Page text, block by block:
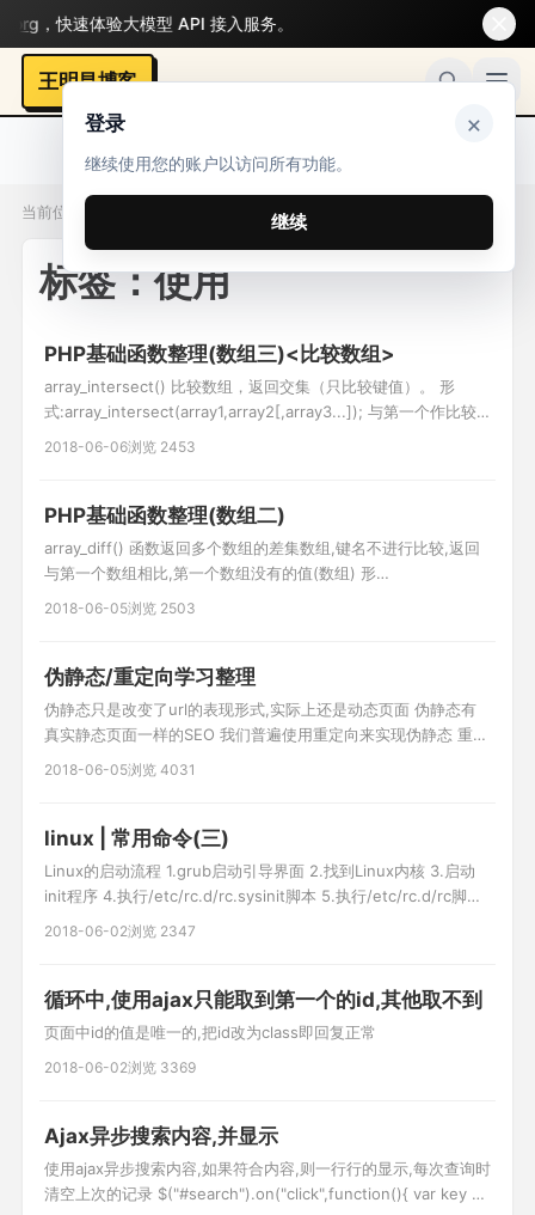
登录 ×
继续使用您的账户以访问所有功能。
继续
，快速体验大模型 API 接入服务。
王明昌博客
当前位置：标签 / 使用
标签：使用
PHP基础函数整理(数组三)<比较数组>
array_intersect() 比较数组，返回交集（只比较键值）。 形
式:array_intersect(array1,array2[,array3...]); 与第一个作比较,
返回交集 array_intersect_assoc() 比较数组，返回交集（比较键
2018-06-06浏览 2453
PHP基础函数整理(数组二)
array_diff() 函数返回多个数组的差集数组,键名不进行比较,返回
与第一个数组相比,第一个数组没有的值(数组) 形
式:array_diff(array1,array2,array3...); 例子:
2018-06-05浏览 2503
伪静态/重定向学习整理
伪静态只是改变了url的表现形式,实际上还是动态页面 伪静态有
真实静态页面一样的SEO 我们普遍使用重定向来实现伪静态 重定
向 http协议中的3XX(主要有302/303) 例: 1.修改apache配置文
2018-06-05浏览 4031
linux | 常用命令(三)
Linux的启动流程 1.grub启动引导界面 2.找到Linux内核 3.启动
init程序 4.执行/etc/rc.d/rc.sysinit脚本 5.执行/etc/rc.d/rc脚本
并进入第三级别 6.启动以s开头的标记文件 7.启
2018-06-02浏览 2347
循环中,使用ajax只能取到第一个的id,其他取不到
页面中id的值是唯一的,把id改为class即回复正常
2018-06-02浏览 3369
Ajax异步搜索内容,并显示
使用ajax异步搜索内容,如果符合内容,则一行行的显示,每次查询时
清空上次的记录 $("#search").on("click",function(){ var key =